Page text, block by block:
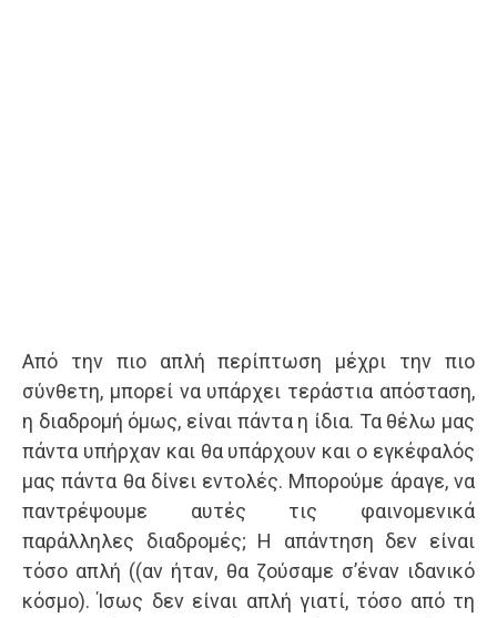
Από την πιο απλή περίπτωση μέχρι την πιο
σύνθετη, μπορεί να υπάρχει τεράστια απόσταση,
η διαδρομή όμως, είναι πάντα η ίδια. Τα θέλω μας
πάντα υπήρχαν και θα υπάρχουν και ο εγκέφαλός
μας πάντα θα δίνει εντολές. Μπορούμε άραγε, να
παντρέψουμε αυτές τις φαινομενικά
παράλληλες διαδρομές; Η απάντηση δεν είναι
τόσο απλή ((αν ήταν, θα ζούσαμε σ’έναν ιδανικό
κόσμο). Ίσως δεν είναι απλή γιατί, τόσο από τη